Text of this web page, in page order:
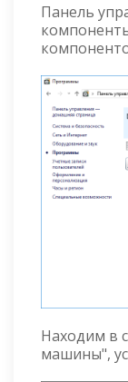
Панель
Находим в
машины",